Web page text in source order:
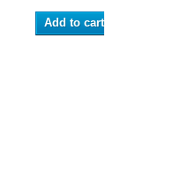
Add to cart